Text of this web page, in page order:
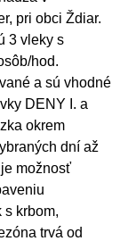
pri obci Ždiar.
3 vleky s
hod.
a sú vhodné
DENY I. a
okrem
dní až
možnosť
s krbom,
trvá od